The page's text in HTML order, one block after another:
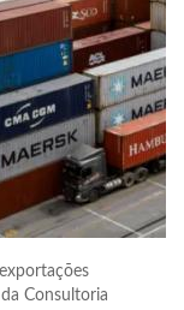
Consultoria